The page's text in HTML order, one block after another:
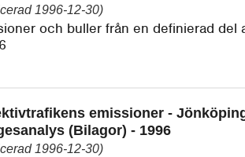
1996-12-30)
och buller från en definierad del
emissioner -
(Bilagor) - 1996
1996-12-30)